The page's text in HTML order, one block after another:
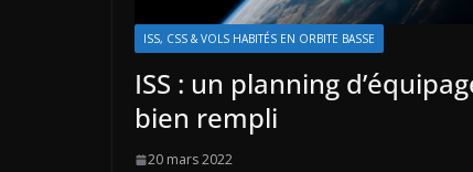
ISS, CSS & VOLS HABITÉS EN ORBITE BASSE
ISS : un planning
bien rempli
20 mars 2022